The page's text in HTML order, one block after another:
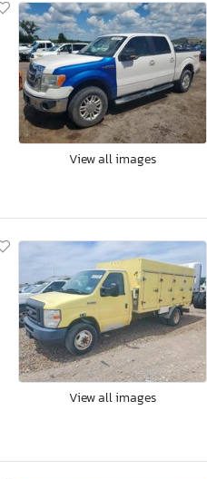
View all images
View all images